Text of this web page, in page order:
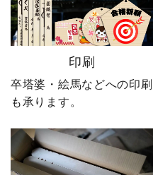
印刷
卒塔婆・絵馬などへの印刷
も承ります。